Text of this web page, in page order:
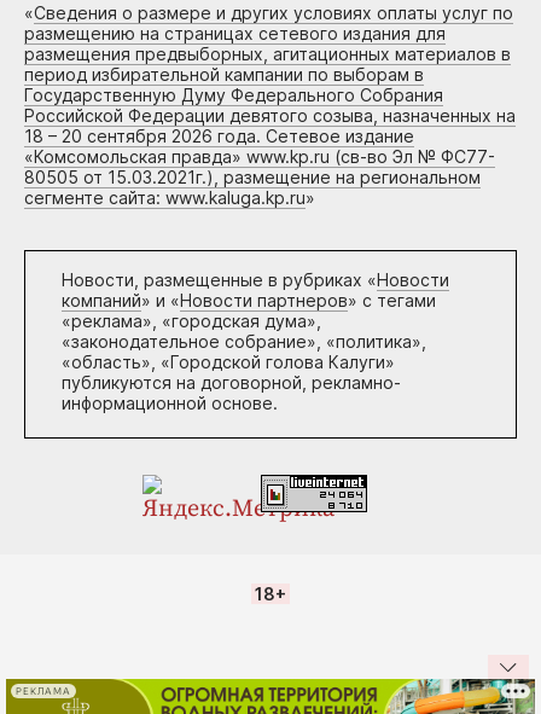
«Сведения о размере и других условиях оплаты услуг по
размещению на страницах сетевого издания для
размещения предвыборных, агитационных материалов в
период избирательной кампании по выборам в
Государственную Думу Федерального Собрания
Российской Федерации девятого созыва, назначенных на
18 – 20 сентября 2026 года. Сетевое издание
«Комсомольская правда» www.kp.ru (св-во Эл № ФС77-
80505 от 15.03.2021г.), размещение на региональном
сегменте сайта: www.kaluga.kp.ru»
Новости, размещенные в рубриках «Новости
компаний» и «Новости партнеров» с тегами
«реклама», «городская дума»,
«законодательное собрание», «политика»,
«область», «Городской голова Калуги»
публикуются на договорной, рекламно-
информационной основе.
18+
РЕКЛАМА